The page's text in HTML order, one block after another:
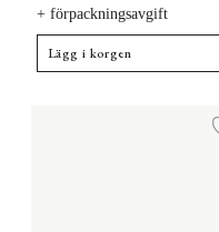
+ förpackningsavgift
Lägg i korgen